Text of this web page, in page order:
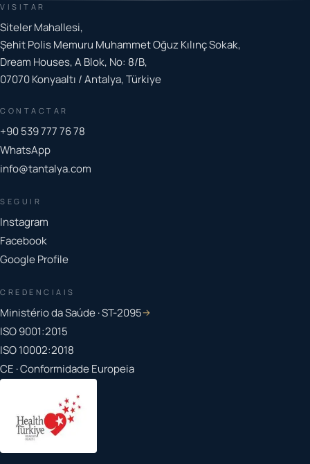
VISITAR
Siteler Mahallesi,
Şehit Polis Memuru Muhammet Oğuz Kılınç Sokak,
Dream Houses, A Blok, No: 8/B,
07070 Konyaaltı / Antalya, Türkiye
CONTACTAR
+90 539 777 76 78
WhatsApp
info@tantalya.com
SEGUIR
Instagram
Facebook
Google Profile
CREDENCIAIS
Ministério da Saúde · ST-2095→
ISO 9001:2015
ISO 10002:2018
CE · Conformidade Europeia